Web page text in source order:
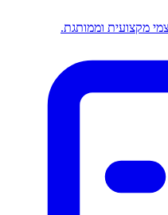
מקצועית וממותגת.